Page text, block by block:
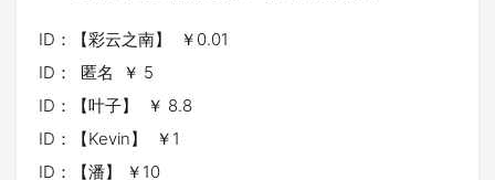
ID：【彩云之南】 ￥0.01
ID： 匿名 ￥ 5
ID：【叶子】 ￥ 8.8
ID：【Kevin】 ￥1
ID：【潘】 ￥10